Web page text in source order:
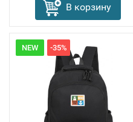
В корзину
NEW -35%